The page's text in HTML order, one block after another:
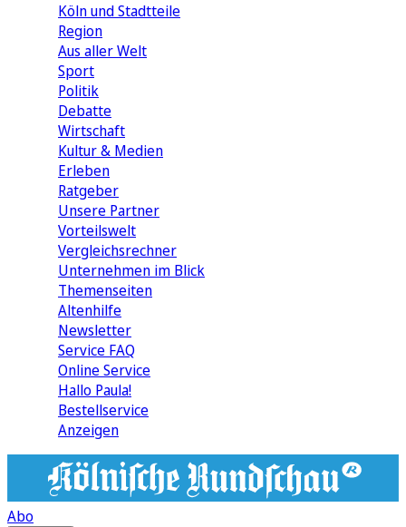
Köln und Stadtteile
Region
Aus aller Welt
Sport
Politik
Debatte
Wirtschaft
Kultur & Medien
Erleben
Ratgeber
Unsere Partner
Vorteilswelt
Vergleichsrechner
Unternehmen im Blick
Themenseiten
Altenhilfe
Newsletter
Service FAQ
Online Service
Hallo Paula!
Bestellservice
Anzeigen
Abo